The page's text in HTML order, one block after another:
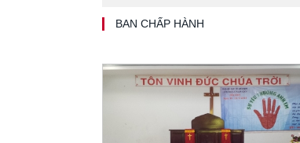
BAN CHẤP HÀNH